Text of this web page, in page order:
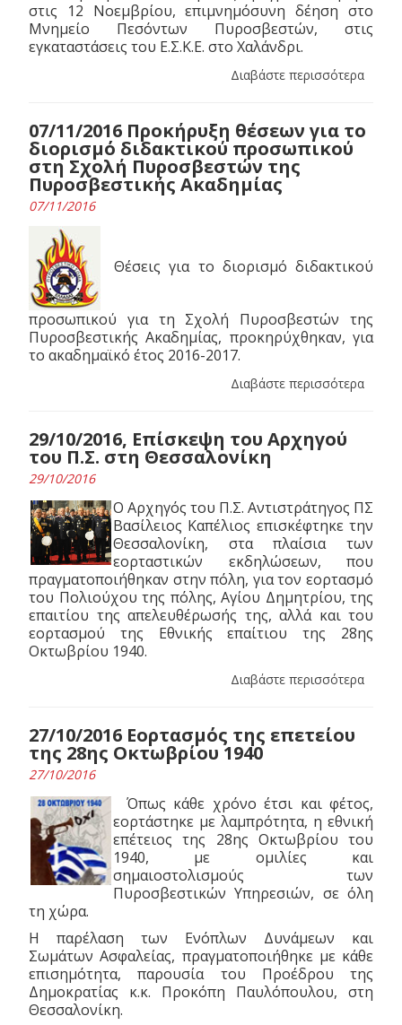
στις 12 Νοεμβρίου, επιμνημόσυνη δέηση στο
Μνημείο Πεσόντων Πυροσβεστών, στις
εγκαταστάσεις του Ε.Σ.Κ.Ε. στο Χαλάνδρι.
Διαβάστε περισσότερα
07/11/2016 Προκήρυξη θέσεων για το
διορισμό διδακτικού προσωπικού
στη Σχολή Πυροσβεστών της
Πυροσβεστικής Ακαδημίας
07/11/2016
Θέσεις για το διορισμό διδακτικού
προσωπικού για τη Σχολή Πυροσβεστών της
Πυροσβεστικής Ακαδημίας, προκηρύχθηκαν, για
το ακαδημαϊκό έτος 2016-2017.
Διαβάστε περισσότερα
29/10/2016, Επίσκεψη του Αρχηγού
του Π.Σ. στη Θεσσαλονίκη
29/10/2016
Ο Αρχηγός του Π.Σ. Αντιστράτηγος ΠΣ
Βασίλειος Καπέλιος επισκέφτηκε την
Θεσσαλονίκη, στα πλαίσια των
εορταστικών εκδηλώσεων, που
πραγματοποιήθηκαν στην πόλη, για τον εορτασμό
του Πολιούχου της πόλης, Αγίου Δημητρίου, της
επαιτίου της απελευθέρωσής της, αλλά και του
εορτασμού της Εθνικής επαίτιου της 28ης
Οκτωβρίου 1940.
Διαβάστε περισσότερα
27/10/2016 Εορτασμός της επετείου
της 28ης Οκτωβρίου 1940
27/10/2016
Όπως κάθε χρόνο έτσι και φέτος,
εορτάστηκε με λαμπρότητα, η εθνική
επέτειος της 28ης Οκτωβρίου του
1940, με ομιλίες και
σημαιοστολισμούς των
Πυροσβεστικών Υπηρεσιών, σε όλη
τη χώρα.
Η παρέλαση των Ενόπλων Δυνάμεων και
Σωμάτων Ασφαλείας, πραγματοποιήθηκε με κάθε
επισημότητα, παρουσία του Προέδρου της
Δημοκρατίας κ.κ. Προκόπη Παυλόπουλου, στη
Θεσσαλονίκη.